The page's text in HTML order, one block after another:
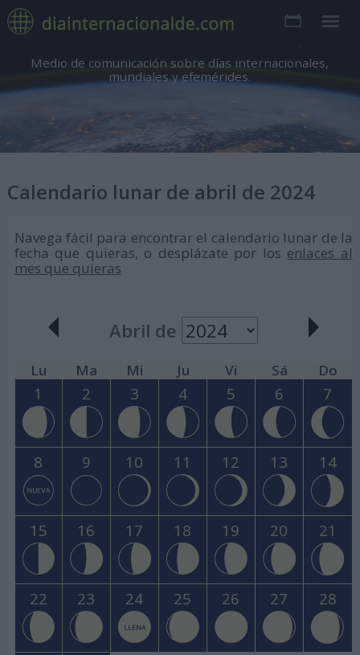
Medio de comunicación sobre días internacionales,
mundiales y efemérides.
Calendario lunar de abril de 2024
Navega fácil para encontrar el calendario lunar de la
fecha que quieras, o desplázate por los enlaces al
mes que quieras
Abril de
Lu Ma Mi Ju Vi Sá Do
1 2 3 4 5 6 7
8 9 10 11 12 13 14
15 16 17 18 19 20 21
22 23 24 25 26 27 28